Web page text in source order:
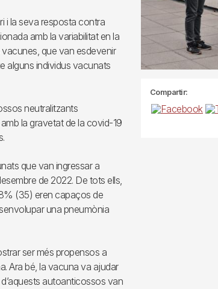
i la seva resposta contra
amb la variabilitat en la
vacunes, que van esdevenir
alguns individus vacunats
neutralitzants
la gravetat de la covid-19
que van ingressar a
de 2022. De tots ells,
(35) eren capaços de
una pneumònia
ser més propensos a
Ara bé, la vacuna va ajudar
autoanticossos van
Compartir: